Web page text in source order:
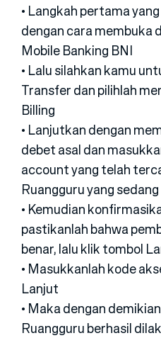
• Langkah pertama
dengan cara membuka
Mobile Banking BNI
• Lalu silahkan kamu
Transfer dan pilihlah
Billing
• Lanjutkan dengan
debet asal dan
account yang telah
Ruangguru yang
• Kemudian
pastikanlah bahwa
benar, lalu klik tombol
• Masukkanlah kode
Lanjut
• Maka dengan
Ruangguru berhasil